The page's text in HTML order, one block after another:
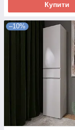
Купити
–10%